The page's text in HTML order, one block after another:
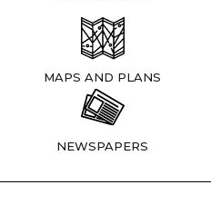
MAPS AND PLANS
NEWSPAPERS